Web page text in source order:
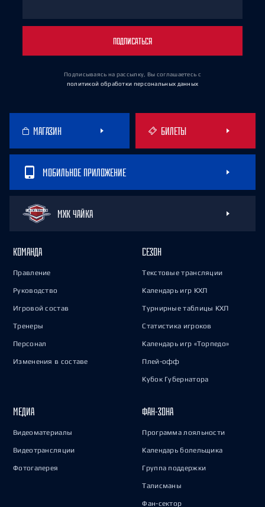
ПОДПИСАТЬСЯ
Подписываясь на рассылку, Вы соглашаетесь с
политикой обработки персональных данных
МАГАЗИН БИЛЕТЫ
МОБИЛЬНОЕ ПРИЛОЖЕНИЕ
МХК ЧАЙКА
КОМАНДА
Правление
Руководство
Игровой состав
Тренеры
Персонал
Изменения в составе
СЕЗОН
Текстовые трансляции
Календарь игр КХЛ
Турнирные таблицы КХЛ
Статистика игроков
Календарь игр «Торпедо»
Плей-офф
Кубок Губернатора
МЕДИА
Видеоматериалы
Видеотрансляции
Фотогалерея
ФАН-ЗОНА
Программа лояльности
Календарь болельщика
Группа поддержки
Талисманы
Фан-сектор